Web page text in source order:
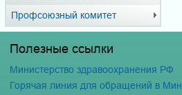
Профсоюзный комитет
Полезные ссылки
Министерство здравоохранения РФ
Горячая линия для обращений в